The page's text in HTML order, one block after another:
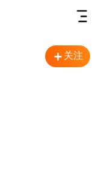
售
关注